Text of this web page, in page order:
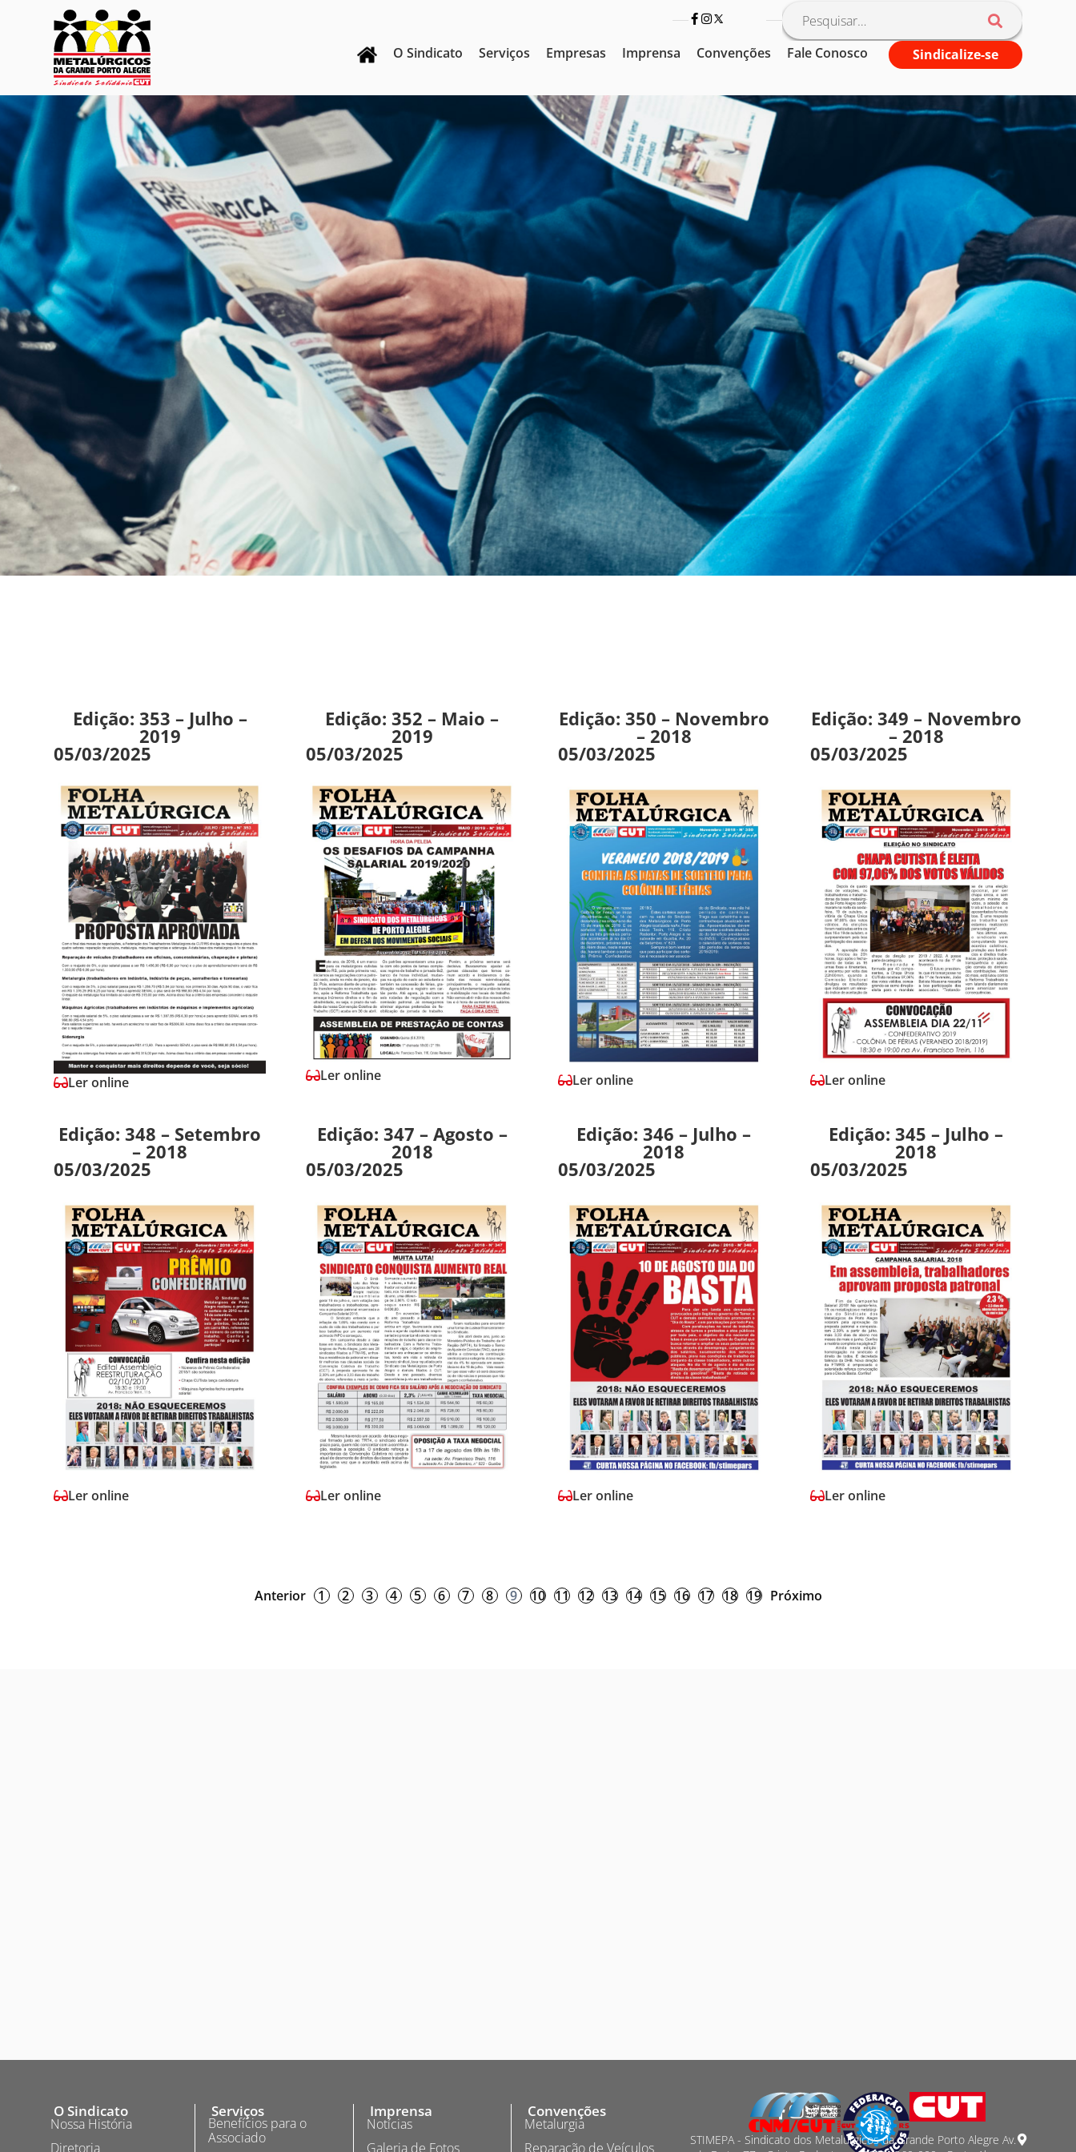
O Sindicato Serviços Empresas Imprensa Convenções Fale Conosco Sindicalize-se
Edição: 353 – Julho –
2019
05/03/2025
Ler online
Edição: 352 – Maio –
2019
05/03/2025
Ler online
Edição: 350 – Novembro
– 2018
05/03/2025
Ler online
Edição: 349 – Novembro
– 2018
05/03/2025
Ler online
Edição: 348 – Setembro
– 2018
05/03/2025
Ler online
Edição: 347 – Agosto –
2018
05/03/2025
Ler online
Edição: 346 – Julho –
2018
05/03/2025
Ler online
Edição: 345 – Julho –
2018
05/03/2025
Ler online
Anterior 1 2 3 4 5 6 7 8 9 10 11 12 13 14 15 16 17 18 19 Próximo
O Sindicato
Nossa História
Diretoria
Serviços
Benefícios para o
Associado
Imprensa
Notícias
Galeria de Fotos
Convenções
Metalurgia
Reparação de Veículos
STIMEPA - Sindicato dos Metalurgicos da Grande Porto Alegre Av.